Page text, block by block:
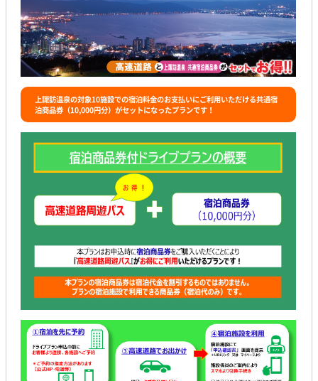
上諏訪温泉の対象10施設での宿泊料金のお支払いにご利用いただける共通宿
泊商品券（10,000円分）がセットになったプランです！